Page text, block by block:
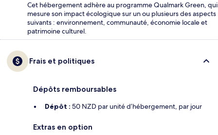
Cet hébergement adhère au programme Qualmark Green, qui
mesure son impact écologique sur un ou plusieurs des aspects
suivants : environnement, communauté, économie locale et
patrimoine culturel.
Frais et politiques
Dépôts remboursables
Dépôt : 50 NZD par unité d’hébergement, par jour
Extras en option